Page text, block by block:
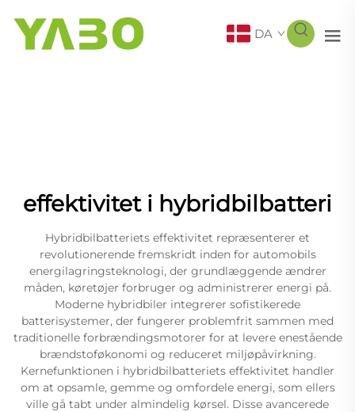
DA
effektivitet i hybridbilbatteri
Hybridbilbatteriets effektivitet repræsenterer et
revolutionerende fremskridt inden for automobils
energilagringsteknologi, der grundlæggende ændrer
måden, køretøjer forbruger og administrerer energi på.
Moderne hybridbiler integrerer sofistikerede
batterisystemer, der fungerer problemfrit sammen med
traditionelle forbrændingsmotorer for at levere enestående
brændstoføkonomi og reduceret miljøpåvirkning.
Kernefunktionen i hybridbilbatteriets effektivitet handler
om at opsamle, gemme og omfordele energi, som ellers
ville gå tabt under almindelig kørsel. Disse avancerede